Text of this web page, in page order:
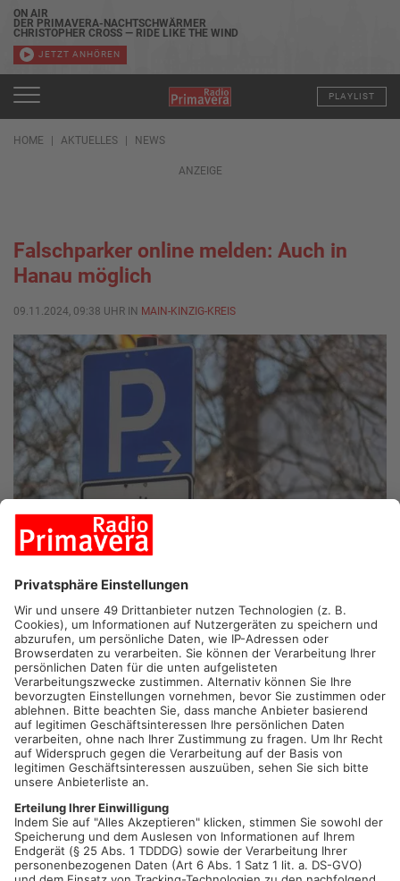
ON AIR
DER PRIMAVERA-NACHTSCHWÄRMER
CHRISTOPHER CROSS — RIDE LIKE THE WIND
JETZT ANHÖREN
PLAYLIST
HOME AKTUELLES NEWS
ANZEIGE
Falschparker online melden: Auch in
Hanau möglich
09.11.2024, 09:38 UHR IN MAIN-KINZIG-KREIS
HANAU.Falschparker werden bei uns immer öfter online
angezeigt – auch in Hanau ist das jetzt möglich. Bisher ging
das hier nur per E-Mail oder Brief an die Ordnungsbeamten. Der
Schritt folgt dem Beispiel aus Frankfurt und Offenbach, wo
bereits tausende Meldungen eingegangen sind. Auch in Bayern
kann man Falschparker online melden über das Bayernportal –
bisher aber nur an den Markt Schneeberg. Daneben bietet die
App „Weg.li“ bundesweit eine Plattform, um Parksünder den
zuständigen Behörden zu melden. Kritiker warnen allerdings
vor einer "Denunzianten-Plattform" und befürchten eine
Artikel teilen